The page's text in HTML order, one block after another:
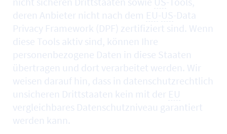
deren Anbieter nicht nach dem EU-US-Data
Privacy Framework (DPF) zertifiziert sind. Wenn
diese Tools aktiv sind, können Ihre
personenbezogene Daten in diese Staaten
übertragen und dort verarbeitet werden. Wir
weisen darauf hin, dass in datenschutzrechtlich
unsicheren Drittstaaten kein mit der EU
vergleichbares Datenschutzniveau garantiert
werden kann.